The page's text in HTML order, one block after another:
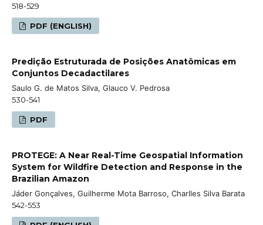
518-529
PDF (ENGLISH)
Predição Estruturada de Posições Anatômicas em
Conjuntos Decadactilares
Saulo G. de Matos Silva, Glauco V. Pedrosa
530-541
PDF
PROTEGE: A Near Real-Time Geospatial Information
System for Wildfire Detection and Response in the
Brazilian Amazon
Jáder Gonçalves, Guilherme Mota Barroso, Charlles Silva Barata
542-553